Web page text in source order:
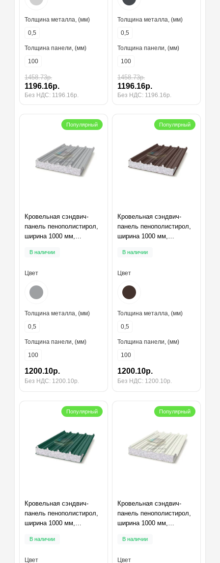
Толщина металла, (мм)
0,5
Толщина панели, (мм)
100
1458.73р.
1196.16р.
Без НДС: 1196.16р.
Толщина металла, (мм)
0,5
Толщина панели, (мм)
100
1458.73р.
1196.16р.
Без НДС: 1196.16р.
Популярный
Кровельная сэндвич-
панель пенополистирол,
ширина 1000 мм,
RAL7004
В наличии
Цвет
Толщина металла, (мм)
0,5
Толщина панели, (мм)
100
1200.10р.
Без НДС: 1200.10р.
Популярный
Кровельная сэндвич-
панель пенополистирол,
ширина 1000 мм,
RAL8017
В наличии
Цвет
Толщина металла, (мм)
0,5
Толщина панели, (мм)
100
1200.10р.
Без НДС: 1200.10р.
Популярный
Кровельная сэндвич-
панель пенополистирол,
ширина 1000 мм,
RAL6005
В наличии
Цвет
Популярный
Кровельная сэндвич-
панель пенополистирол,
ширина 1000 мм,
RAL9003
В наличии
Цвет